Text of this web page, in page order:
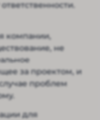
компании,
не
за проектом, и
проблем
для